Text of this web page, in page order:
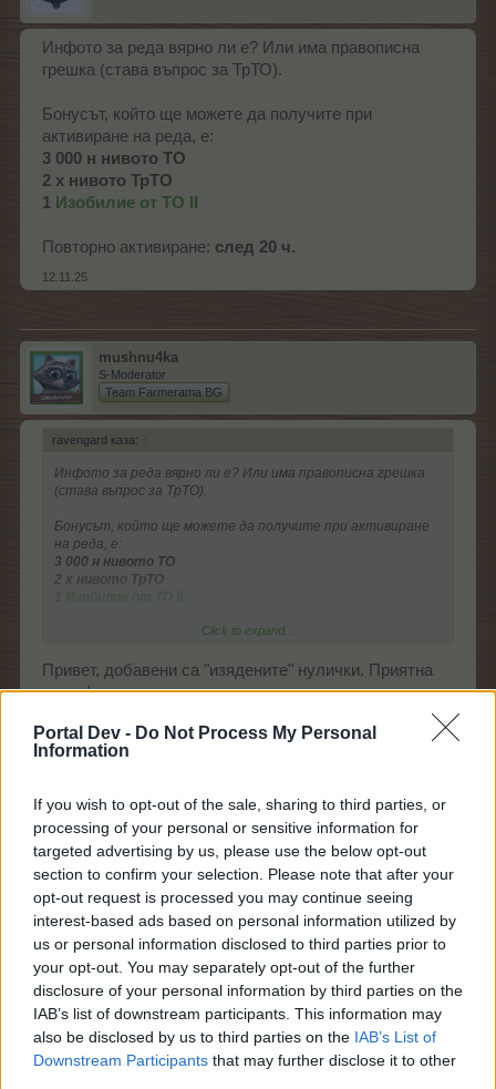
Portal Dev - Do Not Process My Personal
Information
If you wish to opt-out of the sale, sharing to third parties, or
processing of your personal or sensitive information for
targeted advertising by us, please use the below opt-out
section to confirm your selection. Please note that after your
opt-out request is processed you may continue seeing
interest-based ads based on personal information utilized by
us or personal information disclosed to third parties prior to
your opt-out. You may separately opt-out of the further
disclosure of your personal information by third parties on the
IAB’s list of downstream participants. This information may
also be disclosed by us to third parties on the IAB’s List of
Downstream Participants that may further disclose it to other
Инфото за реда вярно ли е? Или има правописна
грешка (става въпрос за ТрТО).
Бонусът, който ще можете да получите при
активиране на реда, е:
3 000 н нивото ТО
2 х нивото ТрТО
1 Изобилие от ТО II
Повторно активиране: след 20 ч.
12.11.25
mushnu4ka
S-Moderator
Team Farmerama BG
ravengard каза: ↑
Инфото за реда вярно ли е? Или има правописна грешка
(става въпрос за ТрТО).
Бонусът, който ще можете да получите при активиране
на реда, е:
3 000 н нивото ТО
2 х нивото ТрТО
Повторно активиране:след 20 ч.
Click to expand...
Привет, добавени са "изядените" нулички. Приятна
вечер!
.water. харесва това.
Bamze
Ветеран
Привет, не знам дали смятам правилно, ако не -
поправете ме, моля.
За всички задачи трябват 20 телескопа. Това прави
21 400 далекогледащо цвете и 1 360 лещи.
За реда трябват 4 телескопа. Това прави 4 280
далекогледащо цвете и 272 лещи.
Трябва ли да се предават още растения, лещи или